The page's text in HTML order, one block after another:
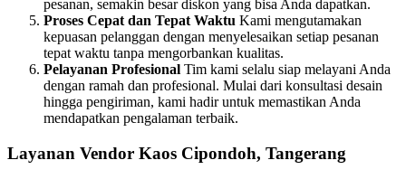
pesanan, semakin besar diskon yang bisa Anda dapatkan.
Proses Cepat dan Tepat Waktu Kami mengutamakan
kepuasan pelanggan dengan menyelesaikan setiap pesanan
tepat waktu tanpa mengorbankan kualitas.
Pelayanan Profesional Tim kami selalu siap melayani Anda
dengan ramah dan profesional. Mulai dari konsultasi desain
hingga pengiriman, kami hadir untuk memastikan Anda
mendapatkan pengalaman terbaik.
Layanan Vendor Kaos Cipondoh, Tangerang